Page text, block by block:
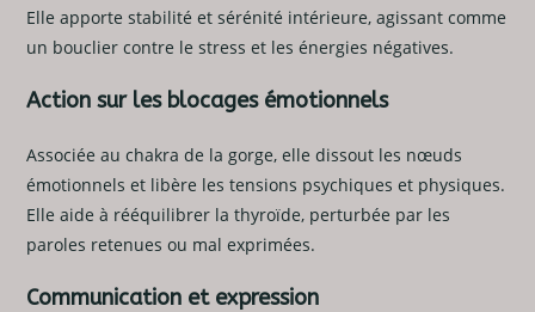
Elle apporte stabilité et sérénité intérieure, agissant comme
un bouclier contre le stress et les énergies négatives.
Action sur les blocages émotionnels
Associée au chakra de la gorge, elle dissout les nœuds
émotionnels et libère les tensions psychiques et physiques.
Elle aide à rééquilibrer la thyroïde, perturbée par les
paroles retenues ou mal exprimées.
Communication et expression